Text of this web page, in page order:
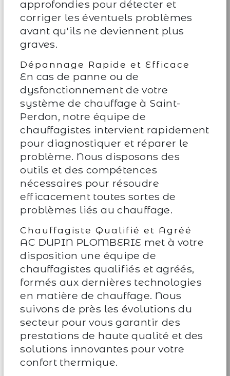
approfondies pour détecter et
corriger les éventuels problèmes
avant qu'ils ne deviennent plus
graves.
Dépannage Rapide et Efficace
En cas de panne ou de
dysfonctionnement de votre
système de chauffage à Saint-
Perdon, notre équipe de
chauffagistes intervient rapidement
pour diagnostiquer et réparer le
problème. Nous disposons des
outils et des compétences
nécessaires pour résoudre
efficacement toutes sortes de
problèmes liés au chauffage.
Chauffagiste Qualifié et Agréé
AC DUPIN PLOMBERIE met à votre
disposition une équipe de
chauffagistes qualifiés et agréés,
formés aux dernières technologies
en matière de chauffage. Nous
suivons de près les évolutions du
secteur pour vous garantir des
prestations de haute qualité et des
solutions innovantes pour votre
confort thermique.